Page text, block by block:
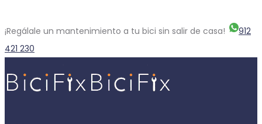
¡Regálale un mantenimiento a tu bici sin salir de casa!
912
421 230